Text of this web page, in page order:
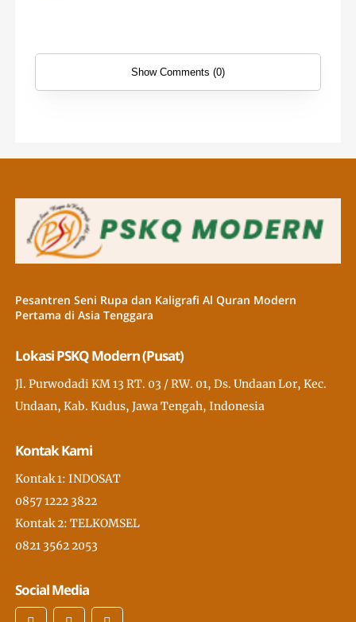
Show Comments (0)
Pesantren Seni Rupa dan Kaligrafi Al Quran Modern
Pertama di Asia Tenggara
Lokasi PSKQ Modern (Pusat)
Jl. Purwodadi KM 13 RT. 03 / RW. 01, Ds. Undaan Lor, Kec.
Undaan, Kab. Kudus, Jawa Tengah, Indonesia
Kontak Kami
Kontak 1: INDOSAT
0857 1222 3822
Kontak 2: TELKOMSEL
0821 3562 2053
Social Media